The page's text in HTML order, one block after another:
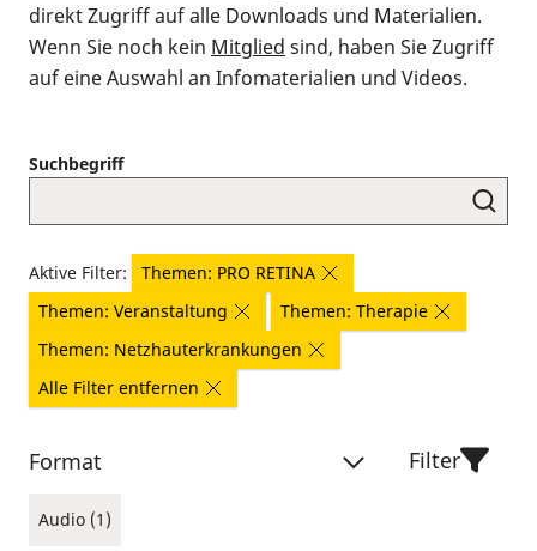
direkt Zugriff auf alle Downloads und Materialien.
Wenn Sie noch kein Mitglied sind, haben Sie Zugriff
auf eine Auswahl an Infomaterialien und Videos.
Suchbegriff
Aktive Filter:
Themen: PRO RETINA
Themen: Veranstaltung
Themen: Therapie
Themen: Netzhauterkrankungen
Alle Filter entfernen
Format
Audio (1)
Filter